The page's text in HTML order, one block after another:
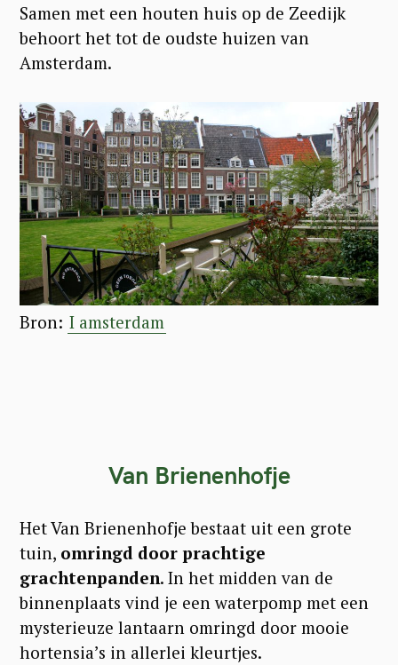
Samen met een houten huis op de Zeedijk
behoort het tot de oudste huizen van
Amsterdam.
Bron: I amsterdam
Van Brienenhofje
Het Van Brienenhofje bestaat uit een grote
tuin, omringd door prachtige
grachtenpanden. In het midden van de
binnenplaats vind je een waterpomp met een
mysterieuze lantaarn omringd door mooie
hortensia’s in allerlei kleurtjes.